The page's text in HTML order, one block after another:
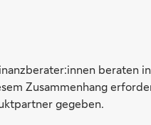
beraten
Zusammenhang
gegeben.